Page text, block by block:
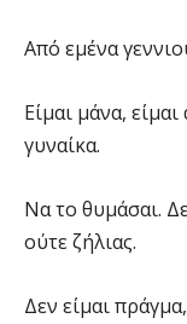
Από εμένα
Είμαι μάνα,
γυναίκα.
Να το θυμάσαι.
ούτε ζήλιας.
Δεν είμαι